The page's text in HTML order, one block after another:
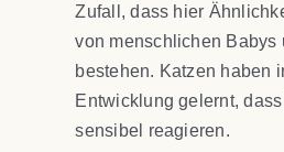
Zufall, dass hier
von menschlichen Babys
bestehen. Katzen haben
Entwicklung gelernt,
sensibel reagieren.